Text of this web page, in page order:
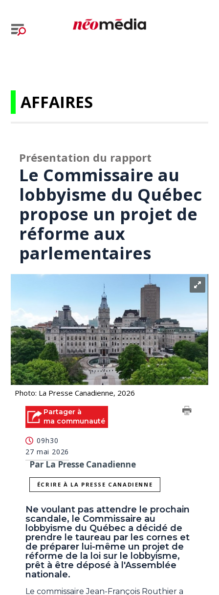
AFFAIRES
Présentation du rapport
Le Commissaire au
lobbyisme du Québec
propose un projet de
réforme aux
parlementaires
Photo: La Presse Canadienne, 2026
Partager à
ma communauté
09h30
27 mai 2026
Par La Presse Canadienne
ÉCRIRE À LA PRESSE CANADIENNE
Ne voulant pas attendre le prochain
scandale, le Commissaire au
lobbyisme du Québec a décidé de
prendre le taureau par les cornes et
de préparer lui-même un projet de
réforme de la loi sur le lobbyisme,
prêt à être déposé à l'Assemblée
nationale.
Le commissaire Jean-François Routhier a